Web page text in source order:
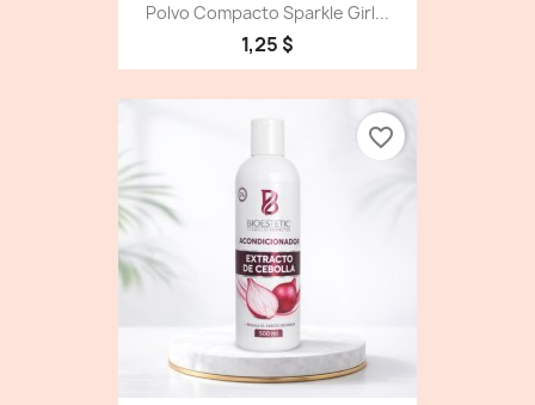
Polvo Compacto Sparkle Girl...
1,25 $
favorite_border